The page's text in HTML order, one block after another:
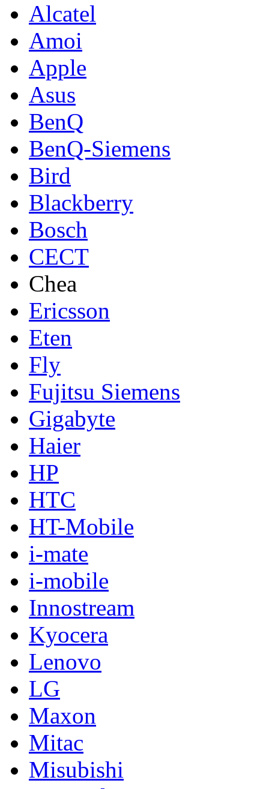
Alcatel
Amoi
Apple
Asus
BenQ
BenQ-Siemens
Bird
Blackberry
Bosch
CECT
Chea
Ericsson
Eten
Fly
Fujitsu Siemens
Gigabyte
Haier
HP
HTC
HT-Mobile
i-mate
i-mobile
Innostream
Kyocera
Lenovo
LG
Maxon
Mitac
Misubishi